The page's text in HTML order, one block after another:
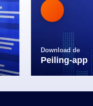
Download de
Peiling-app